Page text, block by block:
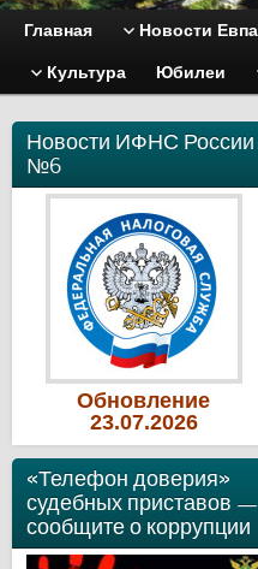
Главная Новости
Культура Юбилеи
Новости ИФНС России
№6
Обновление
23.07.2026
«Телефон доверия»
судебных приставов —
сообщите о коррупции